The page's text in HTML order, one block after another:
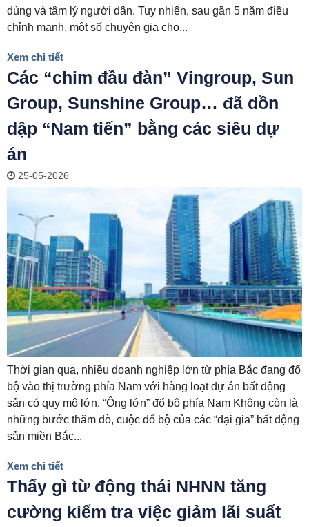
dùng và tâm lý người dân. Tuy nhiên, sau gần 5 năm điều
chỉnh mạnh, một số chuyên gia cho...
Xem chi tiết
Các “chim đầu đàn” Vingroup, Sun
Group, Sunshine Group… đã dồn
dập “Nam tiến” bằng các siêu dự
án
25-05-2026
Thời gian qua, nhiều doanh nghiệp lớn từ phía Bắc đang đổ
bộ vào thị trường phía Nam với hàng loạt dự án bất động
sản có quy mô lớn. “Ông lớn” đổ bộ phía Nam Không còn là
những bước thăm dò, cuộc đổ bộ của các “đại gia” bất động
sản miền Bắc...
Xem chi tiết
Thấy gì từ động thái NHNN tăng
cường kiểm tra việc giảm lãi suất